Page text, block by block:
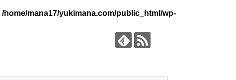
/home/mana17/yukimana.com/public_html/wp-